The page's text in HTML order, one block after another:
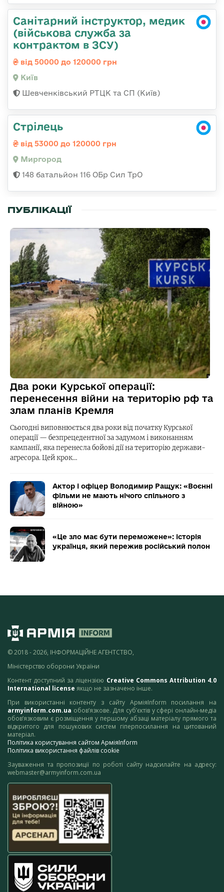
Санітарний інструктор, медик
(військова служба за
контрактом в ЗСУ)
від 50000 до 120000 грн
Київ
Шевченківський РТЦК та СП (Київ)
Стрілець
від 53000 до 120000 грн
Миргород
148 батальйон 116 ОБр Сил ТрО
ПУБЛІКАЦІЇ
Два роки Курської операції:
перенесення війни на територію рф та
злам планів Кремля
Сьогодні виповнюється два роки від початку Курської
операції — безпрецедентної за задумом і виконанням
кампанії, яка перенесла бойові дії на територію держави-
агресора. Цей крок…
Актор і офіцер Володимир Ращук: «Воєнні
фільми не мають нічого спільного з
війною»
«Це зло має бути переможене»: історія
українця, який пережив російський полон
© 2018 - 2026, ІНФОРМАЦІЙНЕ АГЕНТСТВО,
Міністерство оборони України
Контент доступний за ліцензією Creative Commons Attribution 4.0
International license якщо не зазначено інше.
При використанні контенту з сайту АрміяInform посилання на
armyinform.com.ua обов’язкове. Для суб’єктів у сфері онлайн-медіа
обов’язковим є розміщення у першому абзаці матеріалу прямого та
відкритого для пошукових систем гіперпосилання на цитований
матеріал.
Політика користування сайтом АрміяInform
Політика використання файлів cookie
Зауваження та пропозиції по роботі сайту надсилайте на адресу:
webmaster@armyinform.com.ua